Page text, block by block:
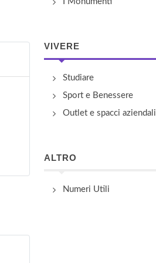
VIVERE
Studiare
Sport e Benessere
Outlet e spacci aziendali
ALTRO
Numeri Utili